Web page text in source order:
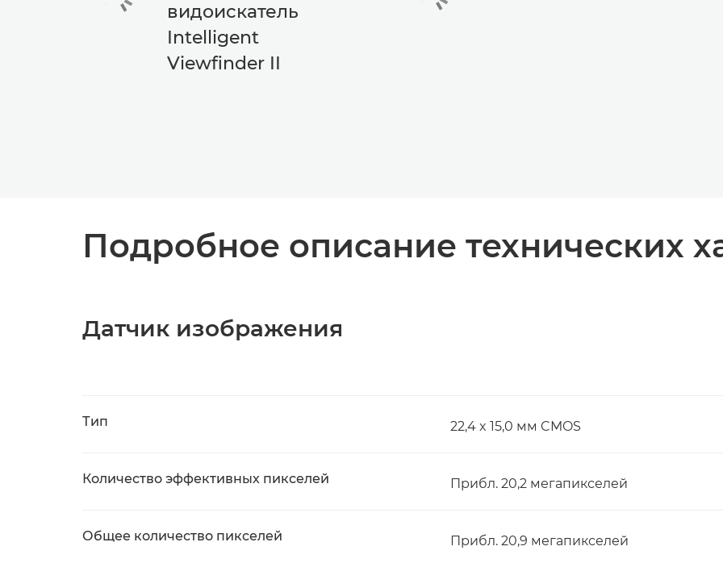
видоискатель
Intelligent
Viewfinder II
Подробное описание технических
Датчик изображения
Тип 22,4 x 15,0 мм CMOS
Количество эффективных пикселей Прибл. 20,2 мегапикселей
Общее количество пикселей Прибл. 20,9 мегапикселей